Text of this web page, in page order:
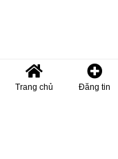
Trang chủ Đăng tin